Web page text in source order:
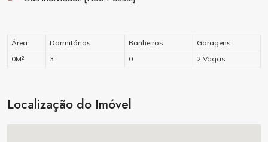
Área Dormitórios Banheiros
Garagens
0M²
3 0 2 Vagas
Localização do Imóvel